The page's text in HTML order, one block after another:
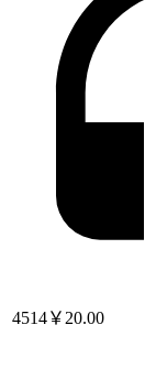
4514￥20.00